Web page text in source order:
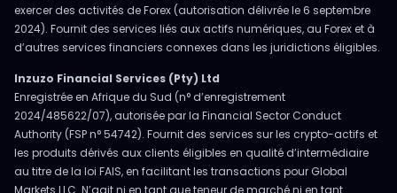
exercer des activités de Forex (autorisation délivrée le 6 septembre
2024). Fournit des services liés aux actifs numériques, au Forex et à
d’autres services financiers connexes dans les juridictions éligibles.
Inzuzo Financial Services (Pty) Ltd
Enregistrée en Afrique du Sud (n° d’enregistrement
2024/485622/07), autorisée par la Financial Sector Conduct
Authority (FSP n° 54742). Fournit des services sur les crypto-actifs et
les produits dérivés aux clients éligibles en qualité d’intermédiaire
au titre de la loi FAIS, en facilitant les transactions pour Global
Markets LLC. N’agit ni en tant que teneur de marché ni en tant